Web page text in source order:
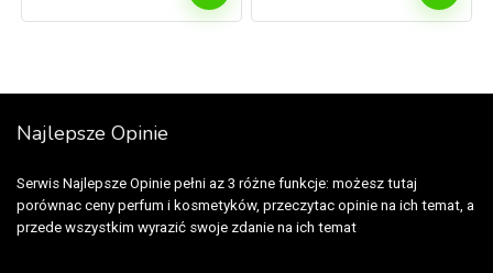
Najlepsze Opinie
Serwis Najlepsze Opinie pełni az 3 różne funkcje: możesz tutaj
porównac ceny perfum i kosmetyków, przeczytac opinie na ich temat, a
przede wszystkim wyrazić swoje zdanie na ich temat